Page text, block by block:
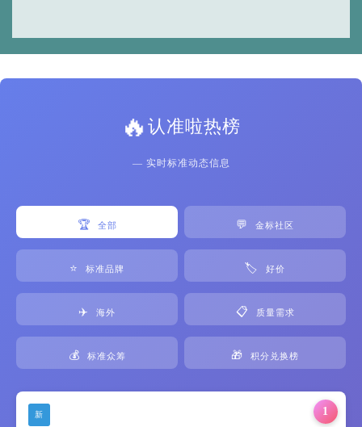
🔥认准啦热榜
— 实时标准动态信息
🏆 全部 💬 金标社区
⭐ 标准品牌 🏷️ 好价
✈️ 海外 📋 质量需求
💰 标准众筹 🎁 积分兑换榜
1
新